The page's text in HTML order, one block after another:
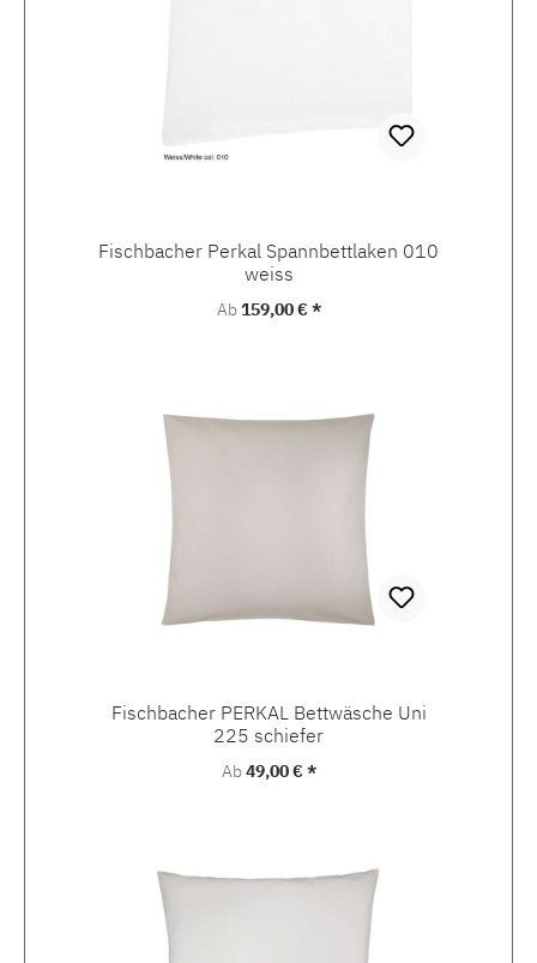
Fischbacher Perkal Spannbettlaken 010
weiss
Regulärer Preis:
Ab159,00 € *
Fischbacher PERKAL Bettwäsche Uni
225 schiefer
Regulärer Preis:
Ab49,00 € *